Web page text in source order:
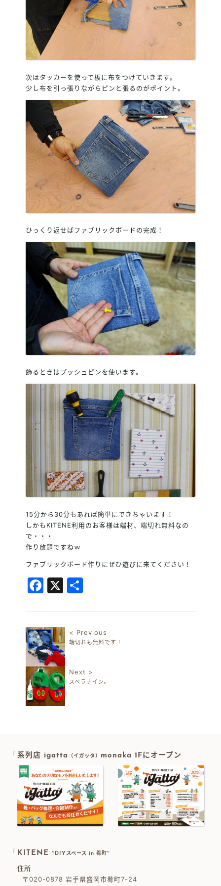
次はタッカーを使って板に布をつけていきます。
少し布を引っ張りながらピンと張るのがポイント。
ひっくり返せばファブリックボードの完成！
飾るときはプッシュピンを使います。
15分から30分もあれば簡単にできちゃいます！
しかもKITENE利用のお客様は端材、端切れ無料なの
で・・・
作り放題ですねｗ
ファブリックボード作りにぜひ遊びに来てください！
Facebook
X
投稿ナビゲーション
< Previous
端切れも無料です！
Next >
スベラナイン。
系列店 igatta （イガッタ） monaka 1Fにオープン
KITENE ~DIYスペース in 肴町~
住所
〒020-0878 岩手県盛岡市肴町7-24